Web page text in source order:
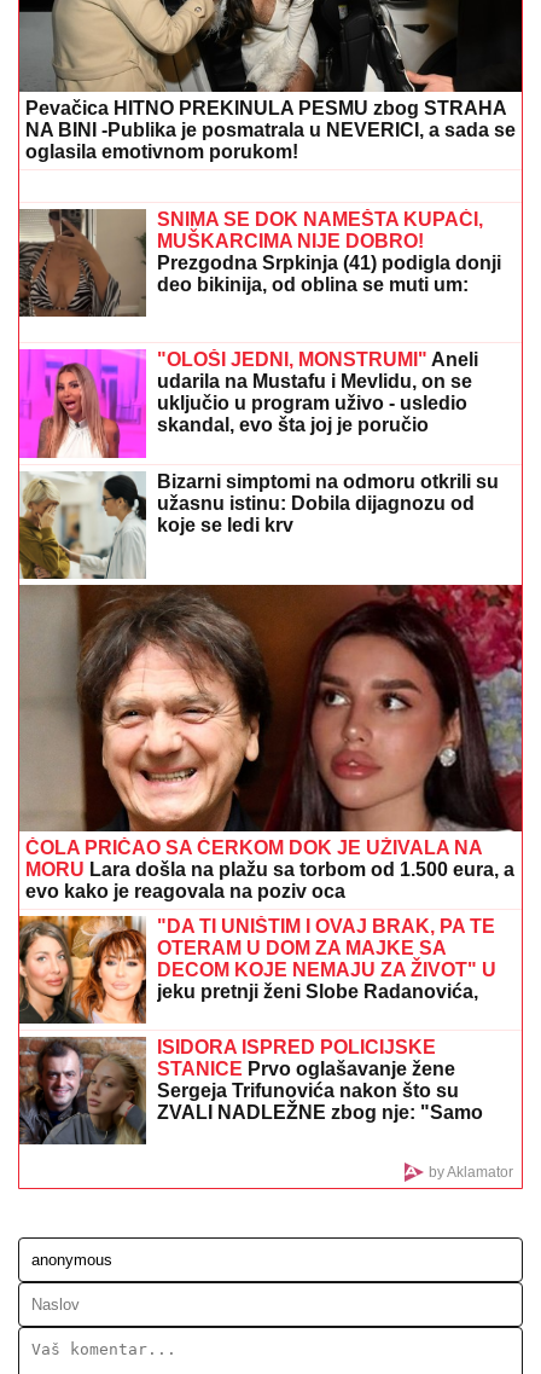
AMERIČKI SUD ŠOKIRAO TRAMPA:
Svaki predsednik je privremeni stanar,
a ne vlasnik Bele kuće - zaustavljena
gradnja balske dvorane
"ZAPLAČEM KADA MI JE TEŠKO"
Mina Kostić se nakon izlaska iz "Laze"
obratio emotivnim rečima
KRATAK ŠORTS OTKRIO CELU BUTINU:Milena
Popović dala sebi oduška u bašti restorana, SVI
POLETELI DA KOMENTARIŠU! (FOTO)
"DEVOJKA JE RADNICA U
NJEGOVOJ FIRMI, PRAVI BUREKE"
Jovana Jeremić neće više da ćuti,
progovorila o Draganu Stankoviću i
veridbi: "Poklanjam mu titulu bivšeg
dečka JJ"
OVO SU DO SADA POTVRĐENI
UČESNICI ELITE 10!Filip Car se vraća
da se "penzioniše", a sprema se i
žestoka osveta
Pevačica HITNO PREKINULA PESMU zbog STRAHA
NA BINI -Publika je posmatrala u NEVERICI, a sada se
oglasila emotivnom porukom!
udario u bicikl, stradao muškarac
"Uspostavila kontakt sa telom" (FOTO)